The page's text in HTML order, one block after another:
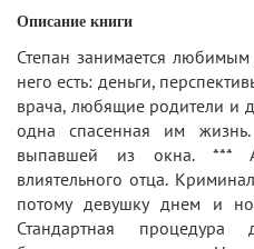
Описание книги
Степан занимается
него есть: деньги,
врача, любящие родители и
одна спасенная им
выпавшей из окна. ***
влиятельного отца.
потому девушку днем и
Стандартная